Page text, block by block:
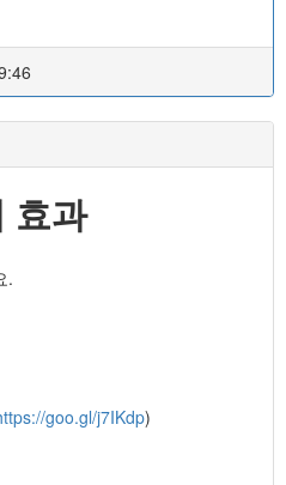
효과
.
goo.gl/j7IKdp)